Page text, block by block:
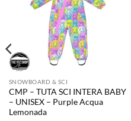
SNOWBOARD & SCI
CMP – TUTA SCI INTERA BABY
– UNISEX – Purple Acqua
Lemonada